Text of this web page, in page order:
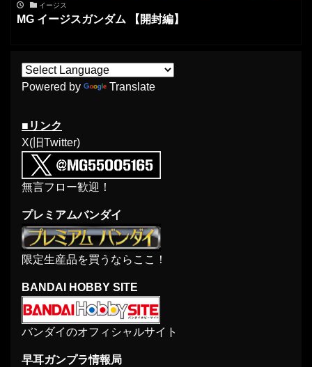
イージス
MG イージスガンダム 【開封編】
Powered by Translate
■リンク
X(旧Twitter)
無言フロー歓迎！
プレミアムバンダイ
限定生産品を買うならここ！
BANDAI HOBBY SITE
バンダイのオフィシャルサイト
早耳ガンプラ情報局